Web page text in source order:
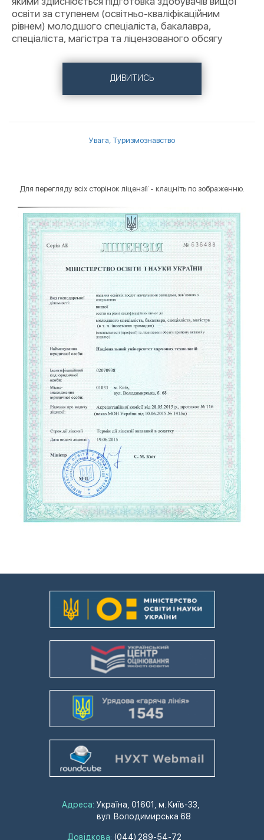
освіти за ступенем (освітньо-кваліфікаційним
рівнем) молодшого спеціаліста, бакалавра,
спеціаліста, магістра та ліцензованого обсягу
ДИВИТИСЬ
Увага, Туризмознавство
Для перегляду всіх сторінок ліцензії - клацніть по зображенню.
Адреса: Україна, 01601, м. Київ-33,
вул. Володимирська 68
Довідкова: (044) 289-54-72